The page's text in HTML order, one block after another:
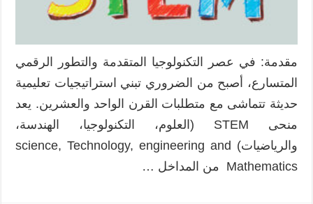
قصة
رقمية
مقدمة: في عصر التكنولوجيا المتقدمة والتطور الرقمي
المتسارع، أصبح من الضروري تبني استراتيجيات تعليمية
حديثة تتماشى مع متطلبات القرن الواحد والعشرين. يعد
منحى STEM (العلوم، التكنولوجيا، الهندسة،
والرياضيات) science, Technology, engineering and
Mathematics من المداخل …